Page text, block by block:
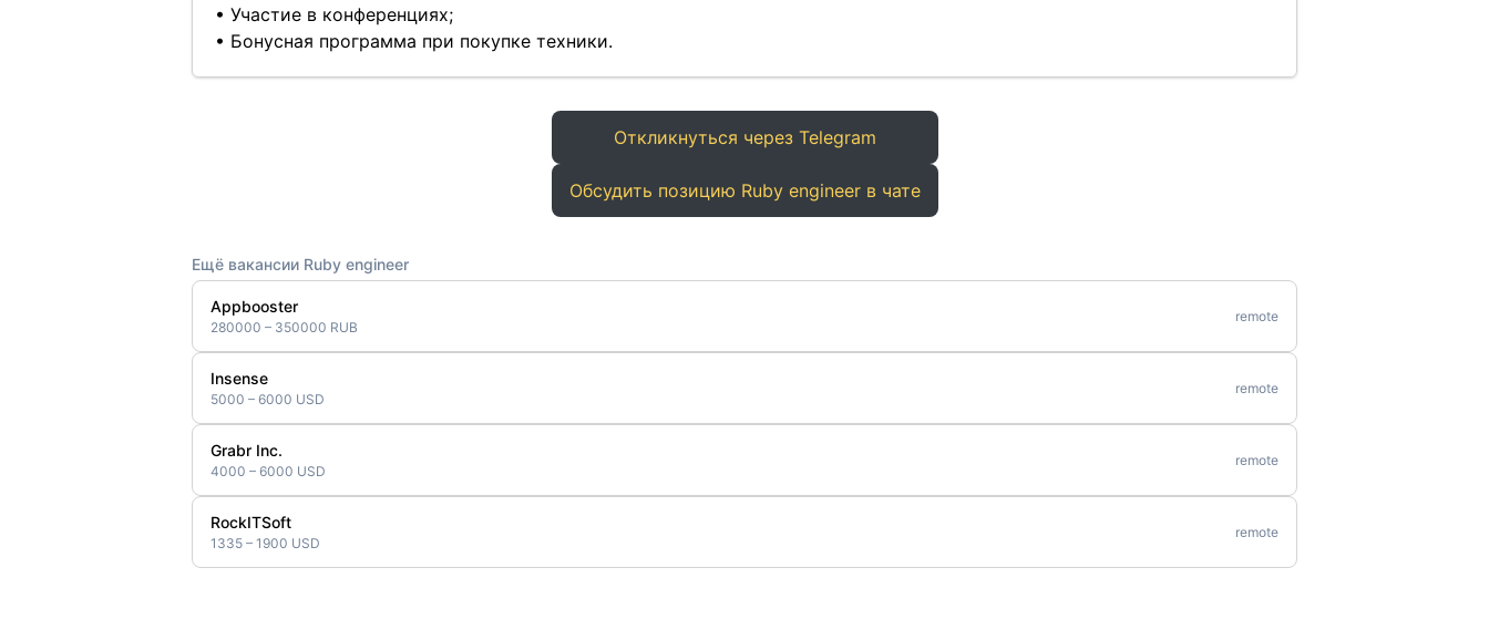
• Участие в конференциях;
• Бонусная программа при покупке техники.
Откликнуться через Telegram
Обсудить позицию Ruby engineer в чате
Ещё вакансии Ruby engineer
Appbooster
280000 – 350000 RUB
remote
Insense
5000 – 6000 USD
remote
Grabr Inc.
4000 – 6000 USD
remote
RockITSoft
1335 – 1900 USD
remote